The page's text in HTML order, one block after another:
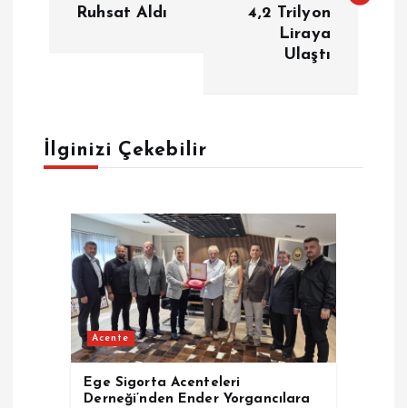
e
z
Ruhsat Aldı
4,2 Trilyon
Liraya
Ulaştı
İlginizi Çekebilir
Acente
Ege Sigorta Acenteleri
Derneği’nden Ender Yorgancılara